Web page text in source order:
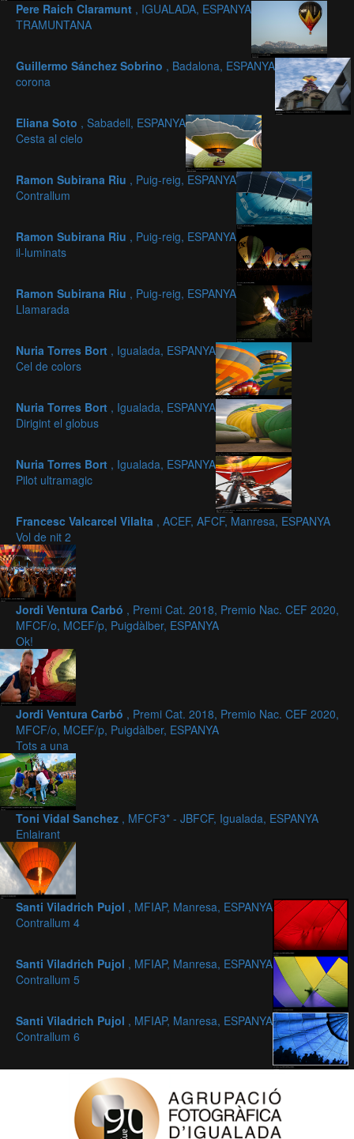
Pere Raich Claramunt , IGUALADA, ESPANYA
TRAMUNTANA
Guillermo Sánchez Sobrino , Badalona, ESPANYA
corona
Eliana Soto , Sabadell, ESPANYA
Cesta al cielo
Ramon Subirana Riu , Puig-reig, ESPANYA
Contrallum
Ramon Subirana Riu , Puig-reig, ESPANYA
il-luminats
Ramon Subirana Riu , Puig-reig, ESPANYA
Llamarada
Nuria Torres Bort , Igualada, ESPANYA
Cel de colors
Nuria Torres Bort , Igualada, ESPANYA
Dirigint el globus
Nuria Torres Bort , Igualada, ESPANYA
Pilot ultramagic
Francesc Valcarcel Vilalta , ACEF, AFCF, Manresa, ESPANYA
Vol de nit 2
Jordi Ventura Carbó , Premi Cat. 2018, Premio Nac. CEF 2020,
MFCF/o, MCEF/p, Puigdàlber, ESPANYA
Ok!
Jordi Ventura Carbó , Premi Cat. 2018, Premio Nac. CEF 2020,
MFCF/o, MCEF/p, Puigdàlber, ESPANYA
Tots a una
Toni Vidal Sanchez , MFCF3* - JBFCF, Igualada, ESPANYA
Enlairant
Santi Viladrich Pujol , MFIAP, Manresa, ESPANYA
Contrallum 4
Santi Viladrich Pujol , MFIAP, Manresa, ESPANYA
Contrallum 5
Santi Viladrich Pujol , MFIAP, Manresa, ESPANYA
Contrallum 6